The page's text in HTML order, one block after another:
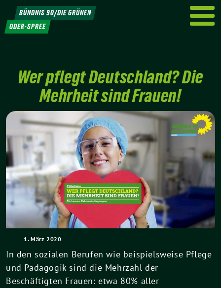
Weiter
zum
Inhalt
BÜNDNIS 90/DIE GRÜNEN
ODER-SPREE
Wer pflegt Deutschland? Die
Mehrheit sind Frauen!
1. März 2020
In den sozialen Berufen wie beispielsweise Pflege
und Pädagogik sind die Mehrzahl der
Beschäftigten Frauen: etwa 80% aller